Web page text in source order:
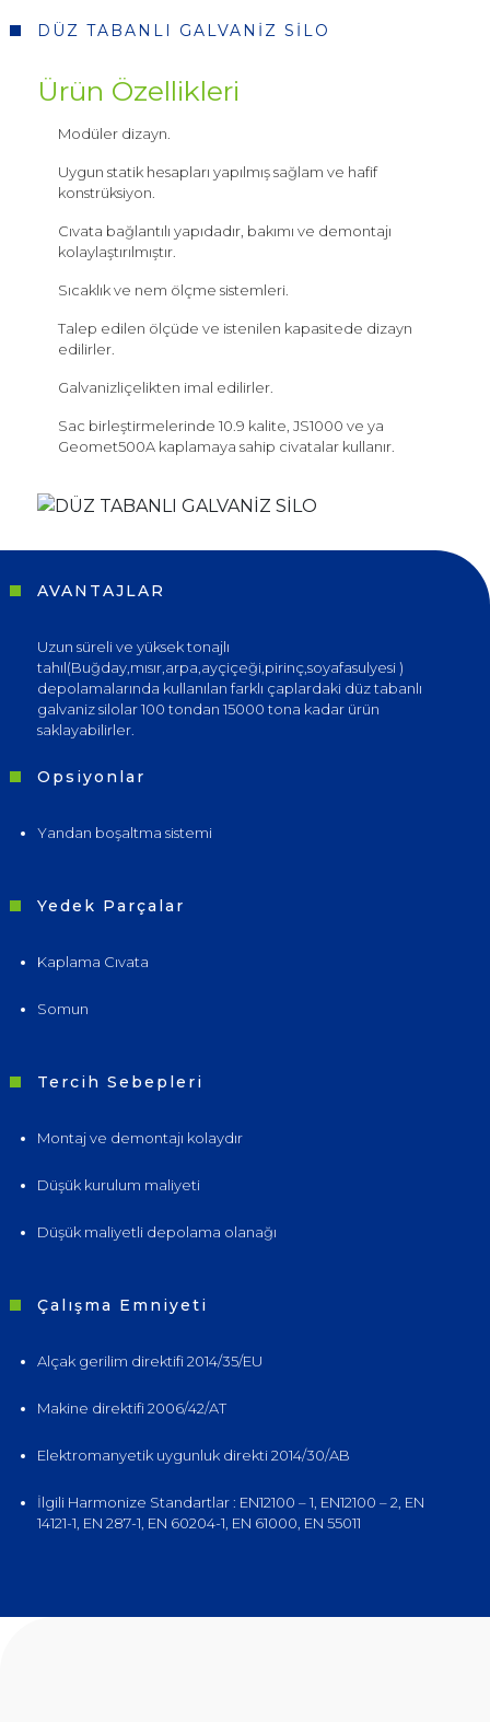
Sosyal
Medya
DÜZ TABANLI GALVANİZ SİLO
Ürün Özellikleri
Modüler dizayn.
Uygun statik hesapları yapılmış sağlam ve hafif
konstrüksiyon.
Cıvata bağlantılı yapıdadır, bakımı ve demontajı
kolaylaştırılmıştır.
Sıcaklık ve nem ölçme sistemleri.
Talep edilen ölçüde ve istenilen kapasitede dizayn
edilirler.
Galvanizliçelikten imal edilirler.
Sac birleştirmelerinde 10.9 kalite, JS1000 ve ya
Geomet500A kaplamaya sahip civatalar kullanır.
AVANTAJLAR
Uzun süreli ve yüksek tonajlı
tahıl(Buğday,mısır,arpa,ayçiçeği,pirinç,soyafasulyesi )
depolamalarında kullanılan farklı çaplardaki düz tabanlı
galvaniz silolar 100 tondan 15000 tona kadar ürün
saklayabilirler.
Opsiyonlar
Yandan boşaltma sistemi
Yedek Parçalar
Kaplama Cıvata
Somun
Tercih Sebepleri
Montaj ve demontajı kolaydır
Düşük kurulum maliyeti
Düşük maliyetli depolama olanağı
Çalışma Emniyeti
Alçak gerilim direktifi 2014/35/EU
Makine direktifi 2006/42/AT
Elektromanyetik uygunluk direkti 2014/30/AB
İlgili Harmonize Standartlar : EN12100 – 1, EN12100 – 2, EN
14121-1, EN 287-1, EN 60204-1, EN 61000, EN 55011